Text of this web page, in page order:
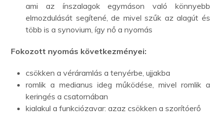
ami az ínszalagok egymáson való könnyebb
elmozdulását segítené, de mivel szűk az alagút és
több is a synovium, így nő a nyomás
Fokozott nyomás következményei:
csökken a véráramlás a tenyérbe, ujjakba
romlik a medianus ideg működése, mivel romlik a
keringés a csatornában
kialakul a funkciózavar: azaz csökken a szorítóerő